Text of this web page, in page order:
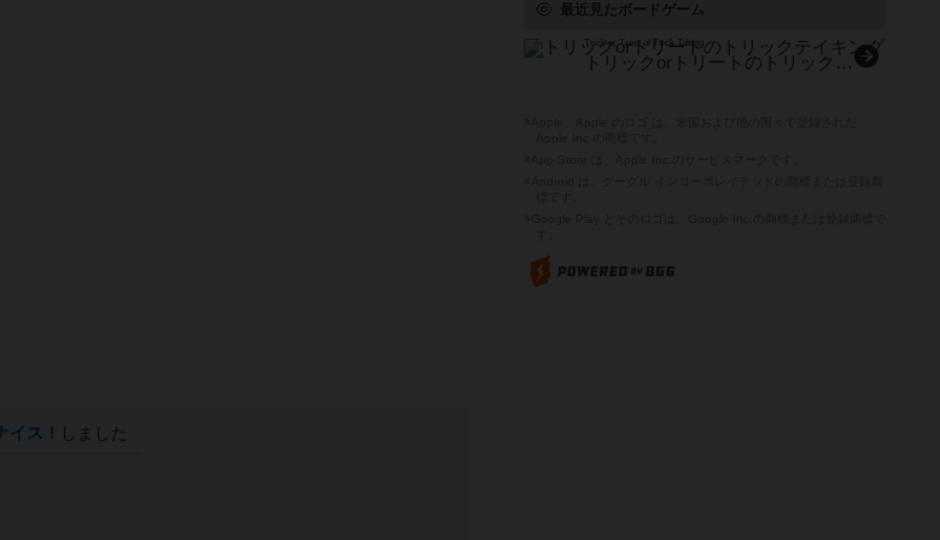
イス！ しました
最近見たボードゲーム
Trick or Treet of Trick Taking
トリックorトリートのトリックテイキング♪